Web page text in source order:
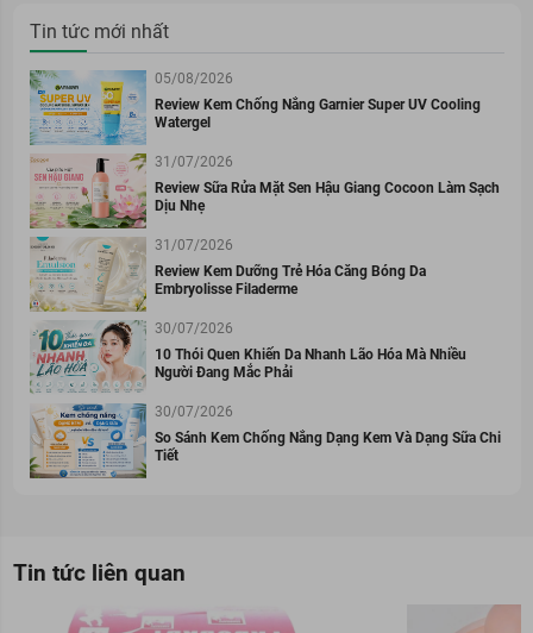
Tin tức mới nhất
05/08/2026
Review Kem Chống Nắng Garnier Super UV Cooling
Watergel
31/07/2026
Review Sữa Rửa Mặt Sen Hậu Giang Cocoon Làm Sạch
Dịu Nhẹ
31/07/2026
Review Kem Dưỡng Trẻ Hóa Căng Bóng Da
Embryolisse Filaderme
30/07/2026
10 Thói Quen Khiến Da Nhanh Lão Hóa Mà Nhiều
Người Đang Mắc Phải
30/07/2026
So Sánh Kem Chống Nắng Dạng Kem Và Dạng Sữa Chi
Tiết
Tin tức liên quan